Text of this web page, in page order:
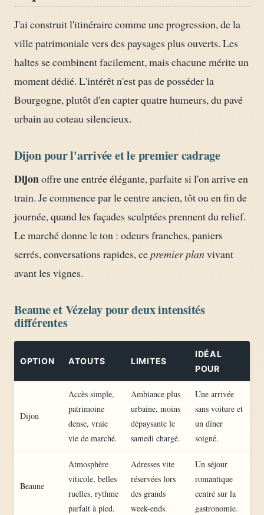
J'ai construit l'itinéraire comme une progression, de la
ville patrimoniale vers des paysages plus ouverts. Les
haltes se combinent facilement, mais chacune mérite un
moment dédié. L'intérêt n'est pas de posséder la
Bourgogne, plutôt d'en capter quatre humeurs, du pavé
urbain au coteau silencieux.
Dijon pour l'arrivée et le premier cadrage
Dijonoffre une entrée élégante, parfaite si l'on arrive en
train. Je commence par le centre ancien, tôt ou en fin de
journée, quand les façades sculptées prennent du relief.
Le marché donne le ton : odeurs franches, paniers
serrés, conversations rapides, cepremier planvivant
avant les vignes.
Beaune et Vézelay pour deux intensités
différentes
OPTION ATOUTS LIMITES
IDÉAL
POUR
Dijon
Accès simple,
patrimoine
dense, vraie
vie de marché.
Ambiance plus
urbaine, moins
dépaysante le
samedi chargé.
Une arrivée
sans voiture et
un dîner
soigné.
Beaune
Atmosphère
viticole, belles
ruelles, rythme
parfait à pied.
Adresses vite
réservées lors
des grands
week-ends.
Un séjour
romantique
centré sur la
gastronomie.